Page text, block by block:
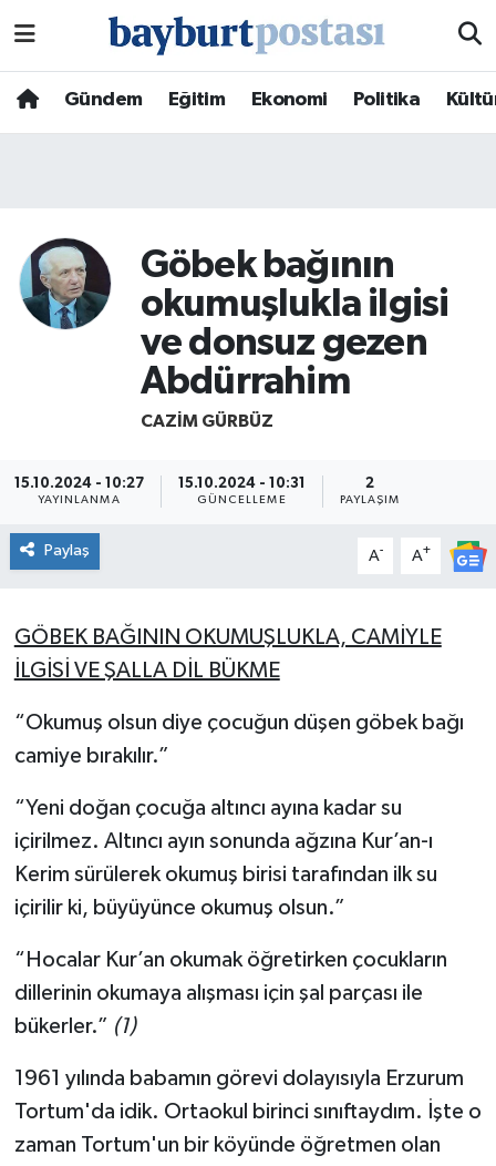
Gündem Eğitim Ekonomi Politika
Göbek bağının
okumuşlukla ilgisi
ve donsuz gezen
Abdürrahim
CAZIM GÜRBÜZ
15.10.2024 - 10:27
YAYINLANMA
15.10.2024 - 10:31
GÜNCELLEME
2
PAYLAŞIM
Paylaş A- A+
GÖBEK BAĞININ OKUMUŞLUKLA, CAMİYLE
İLGİSİ VE ŞALLA DİL BÜKME
“Okumuş olsun diye çocuğun düşen göbek bağı
camiye bırakılır.”
“Yeni doğan çocuğa altıncı ayına kadar su
içirilmez. Altıncı ayın sonunda ağzına Kur’an-ı
Kerim sürülerek okumuş birisi tarafından ilk su
içirilir ki, büyüyünce okumuş olsun.”
“Hocalar Kur’an okumak öğretirken çocukların
dillerinin okumaya alışması için şal parçası ile
bükerler.” (1)
1961 yılında babamın görevi dolayısıyla Erzurum
Tortum'da idik. Ortaokul birinci sınıftaydım. İşte o
zaman Tortum'un bir köyünde öğretmen olan
Trafik Durumu
Süper Lig Puan Durumu ve Fikstür
Tüm Manşetler
Son Dakika Haberleri
Haber Arşivi